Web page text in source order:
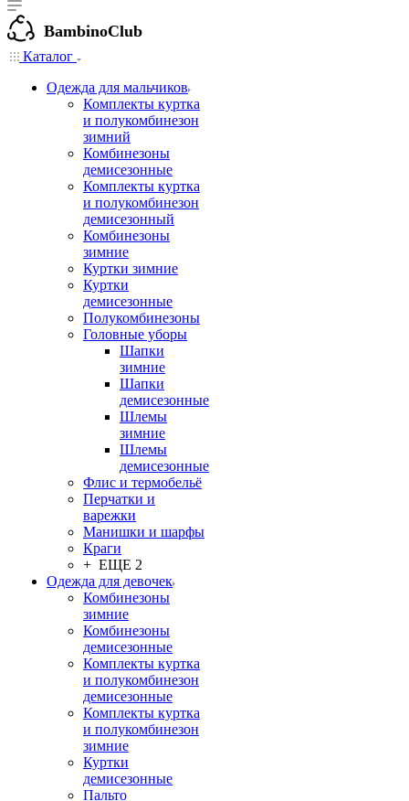
BambinoClub
Каталог
Одежда для мальчиков
Комплекты куртка
и полукомбинезон
зимний
Комбинезоны
демисезонные
Комплекты куртка
и полукомбинезон
демисезонный
Комбинезоны
зимние
Куртки зимние
Куртки
демисезонные
Полукомбинезоны
Головные уборы
Шапки
зимние
Шапки
демисезонные
Шлемы
зимние
Шлемы
демисезонные
Флис и термобельё
Перчатки и
варежки
Манишки и шарфы
Краги
+ ЕЩЕ 2
Одежда для девочек
Комбинезоны
зимние
Комбинезоны
демисезонные
Комплекты куртка
и полукомбинезон
демисезонные
Комплекты куртка
и полукомбинезон
зимние
Куртки
демисезонные
Пальто